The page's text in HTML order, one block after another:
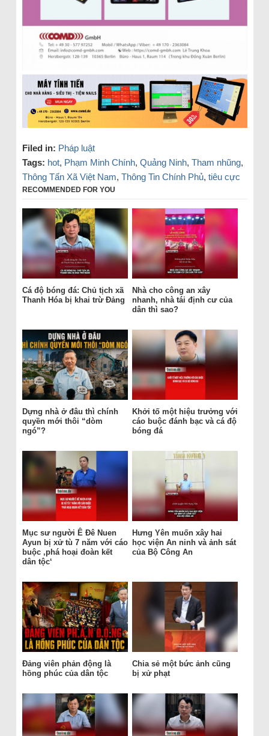
Filed in: Pháp luật
Tags: hot, Phạm Minh Chính, Quảng Ninh, Tham nhũng,
Thông Tấn Xã Việt Nam, Thông Tin Chính Phủ, tiêu cực
RECOMMENDED FOR YOU
Cá độ bóng đá: Chủ tịch xã
Thanh Hóa bị khai trừ Đảng
Nhà cho công an xây
nhanh, nhà tái định cư của
dân thì sao?
Dựng nhà ở đâu thì chính
quyền mới thôi “dòm
ngó”?
Khởi tố một hiệu trưởng với
cáo buộc đánh bạc và cá độ
bóng đá
Mục sư người Ê Đê Nuen
Ayun bị xử tù 7 năm với cáo
buộc ‚phá hoại đoàn kết
dân tộc‘
Hưng Yên muốn xây hai
học viện An ninh và ảnh sát
của Bộ Công An
Đảng viên phản động là
hồng phúc của dân tộc
Chia sẻ một bức ảnh cũng
bị xử phạt